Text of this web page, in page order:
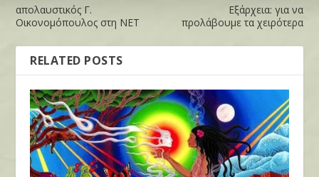
απολαυστικός Γ.
Οικονομόπουλος στη ΝΕΤ
Εξάρχεια: για να
προλάβουμε τα χειρότερα
RELATED POSTS